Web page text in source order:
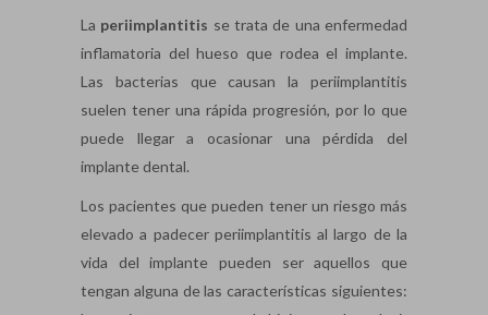
La periimplantitis se trata de una enfermedad
inflamatoria del hueso que rodea el implante.
Las bacterias que causan la periimplantitis
suelen tener una rápida progresión, por lo que
puede llegar a ocasionar una pérdida del
implante dental.
Los pacientes que pueden tener un riesgo más
elevado a padecer periimplantitis al largo de la
vida del implante pueden ser aquellos que
tengan alguna de las características siguientes: